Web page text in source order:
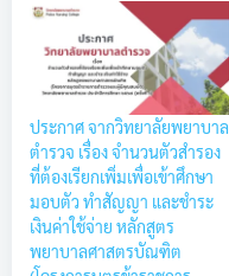
ประกาศ จากวิทยาลัยพยาบาล
ตำรวจ เรื่อง จำนวนตัวสำรอง
ที่ต้องเรียกเพิ่มเพื่อเข้าศึกษา
มอบตัว ทำสัญญา และชำระ
เงินค่าใช้จ่าย หลักสูตร
พยาบาลศาสตรบัณฑิต